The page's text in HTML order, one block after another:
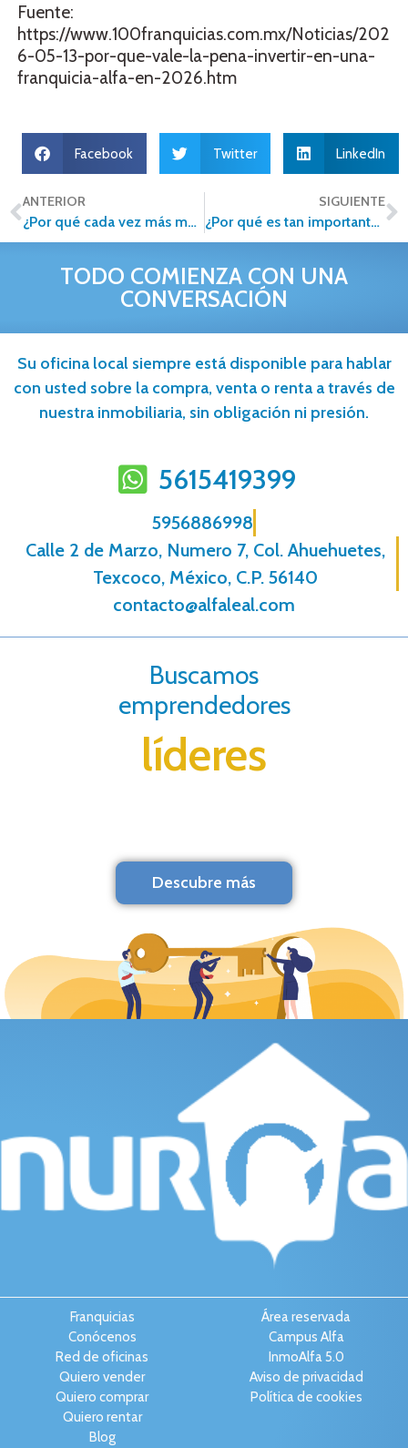
Fuente:
https://www.100franquicias.com.mx/Noticias/202
6-05-13-por-que-vale-la-pena-invertir-en-una-
franquicia-alfa-en-2026.htm
Facebook Twitter LinkedIn
ANTERIOR
¿Por qué cada vez más mexicanos buscan vivienda fuera del centro de las grandes ciudades?
SIGUIENTE
¿Por qué es tan importante valuar correctamente una propiedad antes de venderla?
TODO COMIENZA CON UNA
CONVERSACIÓN
Su oficina local siempre está disponible para hablar
con usted sobre la compra, venta o renta a través de
nuestra inmobiliaria, sin obligación ni presión.
5615419399
5956886998
Calle 2 de Marzo, Numero 7, Col. Ahuehuetes,
Texcoco, México, C.P. 56140
contacto@alfaleal.com
Buscamos
emprendedores
líderes
Descubre más
Franquicias
Conócenos
Red de oficinas
Quiero vender
Quiero comprar
Quiero rentar
Blog
Área reservada
Campus Alfa
InmoAlfa 5.0
Aviso de privacidad
Política de cookies